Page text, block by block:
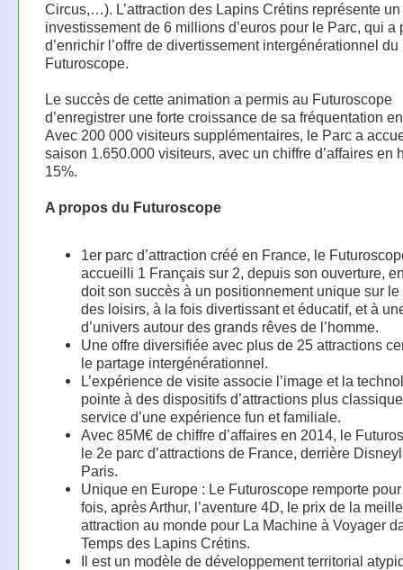
Circus,…). L’attraction des Lapins Crétins représente un
investissement de 6 millions d’euros pour le Parc, qui a
d’enrichir l’offre de divertissement intergénérationnel du
Futuroscope.
Le succès de cette animation a permis au Futuroscope
d’enregistrer une forte croissance de sa fréquentation
Avec 200 000 visiteurs supplémentaires, le Parc a
saison 1.650.000 visiteurs, avec un chiffre d’affaires en
15%.
A propos du Futuroscope
1er parc d’attraction créé en France, le
accueilli 1 Français sur 2, depuis son ouverture,
doit son succès à un positionnement unique sur le
des loisirs, à la fois divertissant et éducatif, et à
d’univers autour des grands rêves de l’homme.
Une offre diversifiée avec plus de 25 attractions
le partage intergénérationnel.
L’expérience de visite associe l’image et la
pointe à des dispositifs d’attractions plus
service d’une expérience fun et familiale.
Avec 85M€ de chiffre d’affaires en 2014, le
le 2e parc d’attractions de France, derrière
Paris.
Unique en Europe : Le Futuroscope remporte
fois, après Arthur, l’aventure 4D, le prix de la
attraction au monde pour La Machine à Voyager
Temps des Lapins Crétins.
Il est un modèle de développement territorial